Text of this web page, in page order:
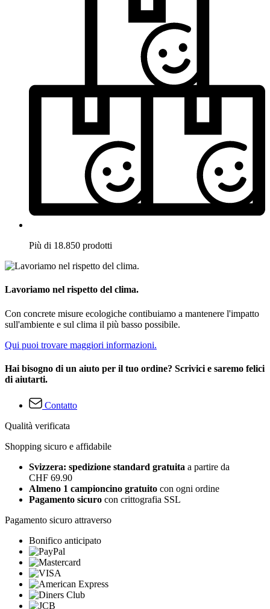
Più di 18.850 prodotti
Lavoriamo nel rispetto del clima.
Con concrete misure ecologiche contibuiamo a mantenere l'impatto
sull'ambiente e sul clima il più basso possibile.
Qui puoi trovare maggiori informazioni.
Hai bisogno di un aiuto per il tuo ordine? Scrivici e saremo felici
di aiutarti.
Contatto
Qualità verificata
Shopping sicuro e affidabile
Svizzera: spedizione standard gratuita a partire da
CHF 69.90
Almeno 1 campioncino gratuito con ogni ordine
Pagamento sicuro con crittografia SSL
Pagamento sicuro attraverso
Bonifico anticipato